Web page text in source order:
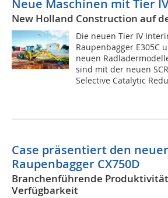
Neue Maschinen mit Tier
New Holland Construction auf
Die neuen Tier IV
Raupenbagger E305C
neuen
sind mit der neuen
Selective Catalytic
Case präsentiert den
Raupenbagger CX750D
Branchenführende
Verfügbarkeit